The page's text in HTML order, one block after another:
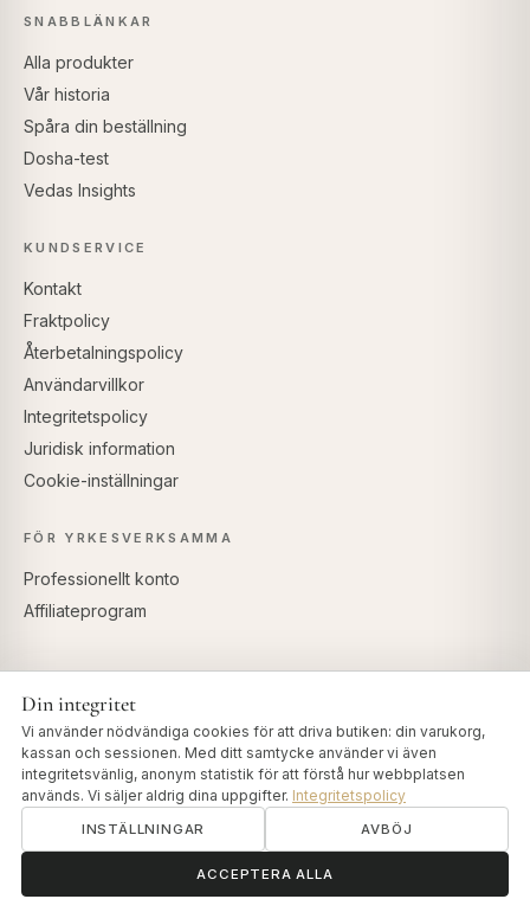
SNABBLÄNKAR
Alla produkter
Vår historia
Spåra din beställning
Dosha-test
Vedas Insights
KUNDSERVICE
Kontakt
Fraktpolicy
Återbetalningspolicy
Användarvillkor
Integritetspolicy
Juridisk information
Cookie-inställningar
FÖR YRKESVERKSAMMA
Professionellt konto
Affiliateprogram
info@artofvedas.com
ॐ
Din integritet
Vi använder nödvändiga cookies för att driva butiken: din varukorg,
kassan och sessionen. Med ditt samtycke använder vi även
integritetsvänlig, anonym statistik för att förstå hur webbplatsen
används. Vi säljer aldrig dina uppgifter. Integritetspolicy
INSTÄLLNINGAR AVBÖJ
ACCEPTERA ALLA